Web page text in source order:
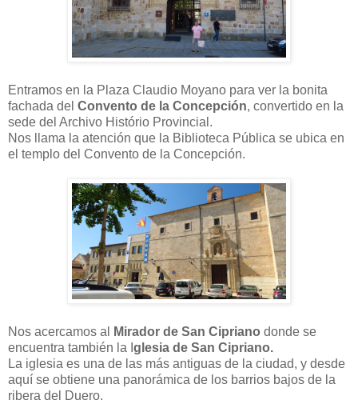
Entramos en la Plaza Claudio Moyano para ver la bonita
fachada del Convento de la Concepción, convertido en la
sede del Archivo Histório Provincial.
Nos llama la atención que la Biblioteca Pública se ubica en
el templo del Convento de la Concepción.
Nos acercamos al Mirador de San Cipriano donde se
encuentra también la I glesia de San Cipriano.
La iglesia es una de las más antiguas de la ciudad, y desde
aquí se obtiene una panorámica de los barrios bajos de la
ribera del Duero.